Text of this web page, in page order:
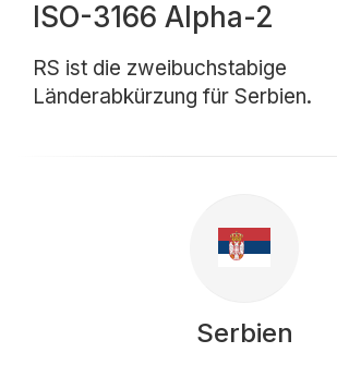
ISO-3166 Alpha-2
RS ist die zweibuchstabige
Länderabkürzung für Serbien.
Serbien